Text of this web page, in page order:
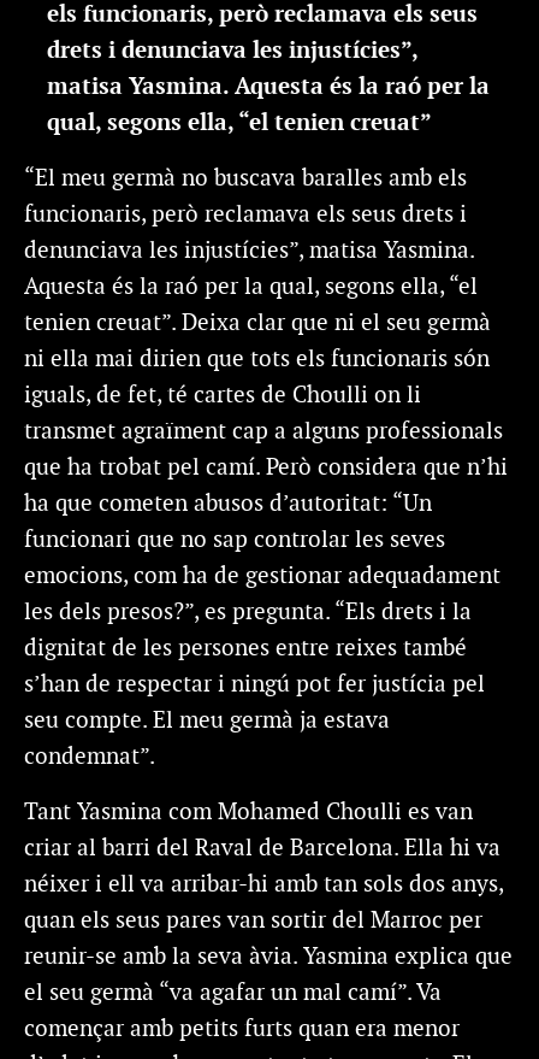
els funcionaris, però reclamava els seus
drets i denunciava les injustícies”,
matisa Yasmina. Aquesta és la raó per la
qual, segons ella, “el tenien creuat”
“El meu germà no buscava baralles amb els
funcionaris, però reclamava els seus drets i
denunciava les injustícies”, matisa Yasmina.
Aquesta és la raó per la qual, segons ella, “el
tenien creuat”. Deixa clar que ni el seu germà
ni ella mai dirien que tots els funcionaris són
iguals, de fet, té cartes de Choulli on li
transmet agraïment cap a alguns professionals
que ha trobat pel camí. Però considera que n’hi
ha que cometen abusos d’autoritat: “Un
funcionari que no sap controlar les seves
emocions, com ha de gestionar adequadament
les dels presos?”, es pregunta. “Els drets i la
dignitat de les persones entre reixes també
s’han de respectar i ningú pot fer justícia pel
seu compte. El meu germà ja estava
condemnat”.
Tant Yasmina com Mohamed Choulli es van
criar al barri del Raval de Barcelona. Ella hi va
néixer i ell va arribar-hi amb tan sols dos anys,
quan els seus pares van sortir del Marroc per
reunir-se amb la seva àvia. Yasmina explica que
el seu germà “va agafar un mal camí”. Va
començar amb petits furts quan era menor